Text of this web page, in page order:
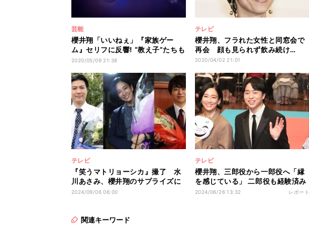
芸能
櫻井翔「いいねぇ」『家族ゲー
ム』セリフに反響! “教え子”たちも
歓喜
2020/05/09 21:38
テレビ
櫻井翔、フラれた女性と同窓会で
再会 顔も見られず飲み続け…
2020/04/02 21:01
テレビ
『笑うマトリョーシカ』撮了 水
川あさみ、櫻井翔のサプライズに
感激＆ハグ
2024/09/06 06:00
テレビ
櫻井翔、三郎役から一郎役へ「縁
を感じている」 二郎役も経験済み
「嵐のMVの中で…」
2024/06/26 13:32 レポート
関連キーワード